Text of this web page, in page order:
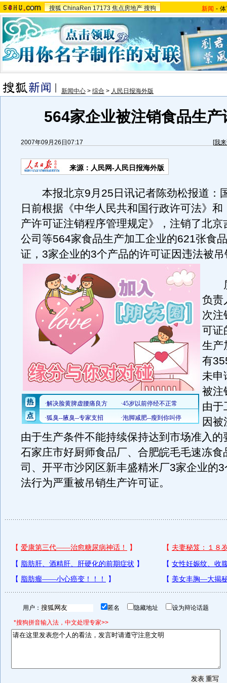
搜狐 ChinaRen 17173 焦点房地产 搜狗 新闻 -
新闻中心 > 综合 > 人民日报海外版
564家企业被注销食品生产
2007年09月26日07:17 [我
来源：人民网-人民日报海外版
本报北京9月25日讯记者陈劲松报道：
日前根据《中华人民共和国行政许可法》和
产许可证注销程序管理规定》，注销了北京
公司等564家食品生产加工企业的621张食
证，3家企业的3个产品的许可证因违法被吊
质
负责
次注
可证
生产
有
未申
被注
由于
因
由于生产条件不能持续保持达到市场准入的
石家庄市好厨师食品厂、合肥皖毛毛速冻食
司、开平市沙冈区新丰盛精米厂3家企业的
法行为严重被吊销生产许可证。
用户： 匿名 隐藏地址 设为辩论话题
*搜狗拼音输入法，中文处理专家>>